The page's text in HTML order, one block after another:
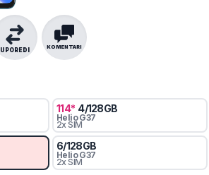
KOMENTARI
UPOREDI
114* 4/128GB
Helio G37
2x SIM
6/128GB
Helio G37
2x SIM